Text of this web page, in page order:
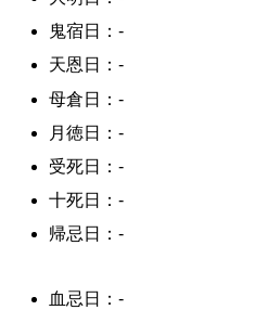
鬼宿日：-
天恩日：-
母倉日：-
月徳日：-
受死日：-
十死日：-
帰忌日：-
血忌日：-